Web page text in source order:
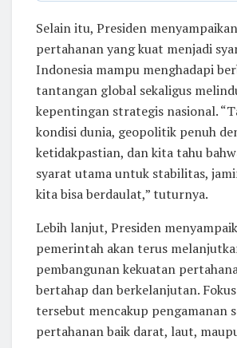
Selain itu, Presiden
pertahanan yang kuat menjadi
Indonesia mampu menghadapi
tantangan global sekaligus
kepentingan strategis nasional.
kondisi dunia, geopolitik penuh
ketidakpastian, dan kita tahu
syarat utama untuk stabilitas,
kita bisa berdaulat,” tuturnya.
Lebih lanjut, Presiden
pemerintah akan terus
pembangunan kekuatan
bertahap dan berkelanjutan.
tersebut mencakup pengamanan
pertahanan baik darat, laut,